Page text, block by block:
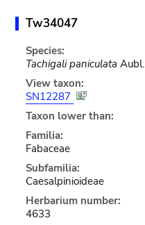
Tw34047
Species:
Tachigali paniculata Aubl.
View taxon:
SN12287
Taxon lower than:
Familia:
Fabaceae
Subfamilia:
Caesalpinioideae
Herbarium number:
4633